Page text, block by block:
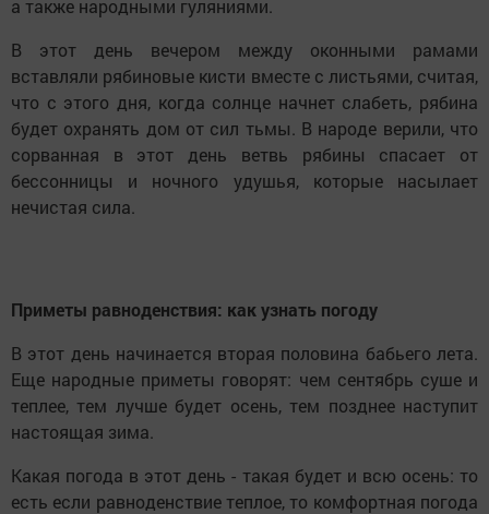
а также народными гуляниями.
В этот день вечером между оконными рамами
вставляли рябиновые кисти вместе с листьями, считая,
что с этого дня, когда солнце начнет слабеть, рябина
будет охранять дом от сил тьмы. В народе верили, что
сорванная в этот день ветвь рябины спасает от
бессонницы и ночного удушья, которые насылает
нечистая сила.
Приметы равноденствия: как узнать погоду
В этот день начинается вторая половина бабьего лета.
Еще народные приметы говорят: чем сентябрь суше и
теплее, тем лучше будет осень, тем позднее наступит
настоящая зима.
Какая погода в этот день - такая будет и всю осень: то
есть если равноденствие теплое, то комфортная погода